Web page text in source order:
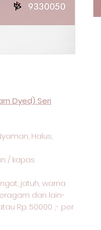
Dyed) Seri
Halus,
/ kapas
jatuh, warna
dan lain-
Rp. 50000 ,- per